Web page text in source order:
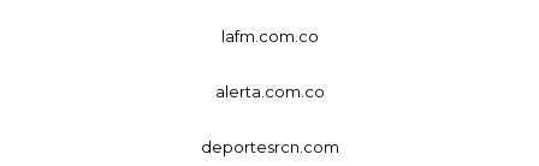
lafm.com.co
alerta.com.co
deportesrcn.com